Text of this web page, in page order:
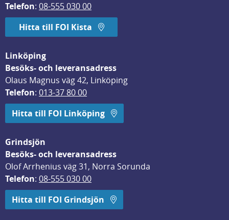
Telefon: 08-555 030 00
Hitta till FOI Kista
Linköping
Besöks- och leveransadress
Olaus Magnus väg 42, Linköping
Telefon: 013-37 80 00
Hitta till FOI Linköping
Grindsjön
Besöks- och leveransadress
Olof Arrhenius väg 31, Norra Sorunda
Telefon: 08-555 030 00
Hitta till FOI Grindsjön